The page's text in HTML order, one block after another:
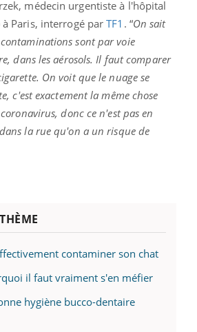
médecin urgentiste à l'hôpital
à Paris, interrogé parTF1 . “On sait
sont par voie
dans les aérosols. Il faut comparer
On voit que le nuage se
c'est exactement la même chose
donc ce n'est pas en
la rue qu'on a un risque de
contaminer son chat
il faut vraiment s'en méfier
hygiène bucco-dentaire